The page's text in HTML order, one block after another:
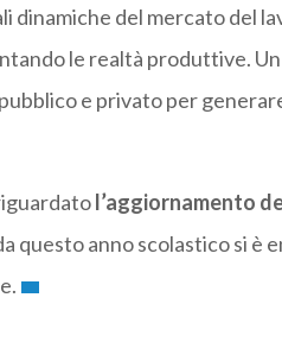
dinamiche del mercato del
le realtà produttive.
e privato per
l’aggiornamento
questo anno scolastico si è